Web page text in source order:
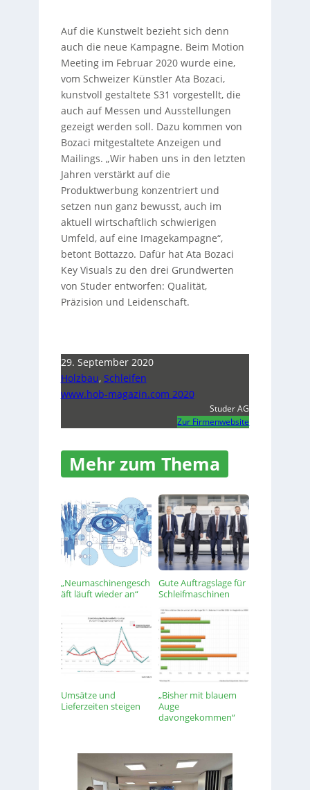
Auf die Kunstwelt bezieht sich denn
auch die neue Kampagne. Beim Motion
Meeting im Februar 2020 wurde eine,
vom Schweizer Künstler Ata Bozaci,
kunstvoll gestaltete S31 vorgestellt, die
auch auf Messen und Ausstellungen
gezeigt werden soll. Dazu kommen von
Bozaci mitgestaltete Anzeigen und
Mailings. „Wir haben uns in den letzten
Jahren verstärkt auf die
Produktwerbung konzentriert und
setzen nun ganz bewusst, auch im
aktuell wirtschaftlich schwierigen
Umfeld, auf eine Imagekampagne“,
betont Bottazzo. Dafür hat Ata Bozaci
Key Visuals zu den drei Grundwerten
von Studer entworfen: Qualität,
Präzision und Leidenschaft.
29. September 2020
Holzbau, Schleifen
www.hob-magazin.com 2020
Studer AG
Zur Firmenwebsite
Mehr zum Thema
„Neumaschinengesch
äft läuft wieder an“
Gute Auftragslage für
Schleifmaschinen
Umsätze und
Lieferzeiten steigen
„Bisher mit blauem
Auge
davongekommen“